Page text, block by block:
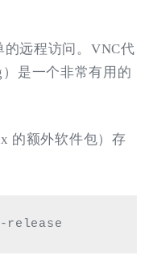
远程访问。VNC代
是一个非常有用的
的额外软件包）存